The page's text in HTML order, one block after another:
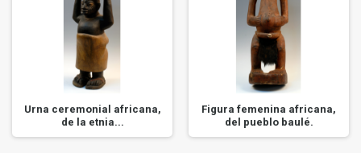
Urna ceremonial africana,
de la etnia...
Figura femenina africana,
del pueblo baulé.